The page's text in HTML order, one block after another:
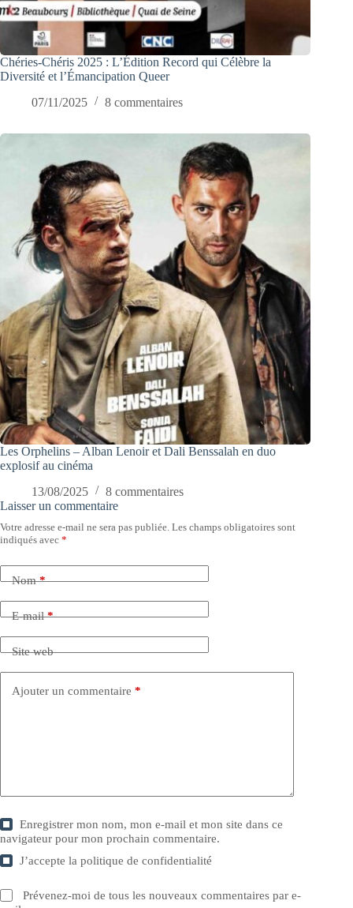
Chéries-Chéris 2025 : L’Édition Record qui Célèbre la
Diversité et l’Émancipation Queer
07/11/2025
8 commentaires
Les Orphelins – Alban Lenoir et Dali Benssalah en duo
explosif au cinéma
13/08/2025
8 commentaires
Laisser un commentaire
Votre adresse e-mail ne sera pas publiée. Les champs obligatoires sont
indiqués avec *
Nom*
E-mail*
Site web
Ajouter un commentaire *
Enregistrer mon nom, mon e-mail et mon site dans ce
navigateur pour mon prochain commentaire.
J’accepte lapolitique de confidentialité
Prévenez-moi de tous les nouveaux commentaires par e-